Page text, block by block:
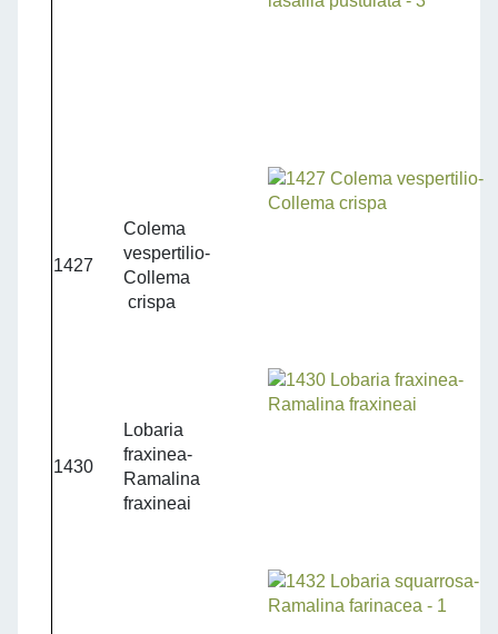
1427
Colema
vespertilio-
Collema
crispa
1430
Lobaria
fraxinea-
Ramalina
fraxineai